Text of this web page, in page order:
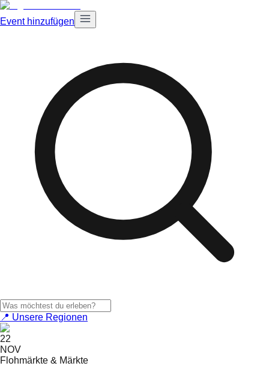
Event hinzufügen
📍 Unsere Regionen
22
NOV
Flohmärkte & Märkte